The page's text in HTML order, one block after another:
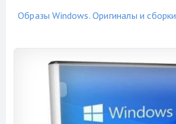
Образы Windows. Оригиналы и сборки